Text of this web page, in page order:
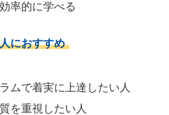
率的に学べる
におすすめ
ムで着実に上達したい人
を重視したい人